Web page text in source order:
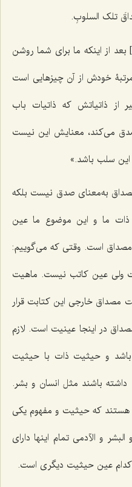
تلک السلوبِ.
از اینکه ما برای شما روشن
خودش از آن چیزهایی است
از ذاتیاتش که ذاتیات باب
می‌کند، معنایش این نیست
سلب باشد.»
به‌معنای صدق نیست بلکه
ما و این موضوع ما عین
مصداق است. وقتی که می‌گوییم:
ولی عین کاتب نیست. ماهیت
خارجی این کتابت قرار
در اینجا عینیت است. لازم
و حیثیت ذات با حیثیت
باشند مثل انسان و بشر.
هستند که حیثیت و مفهوم یکی
البشر و الآدمی تمام اینها دارای
عین حیثیت دیگری است.